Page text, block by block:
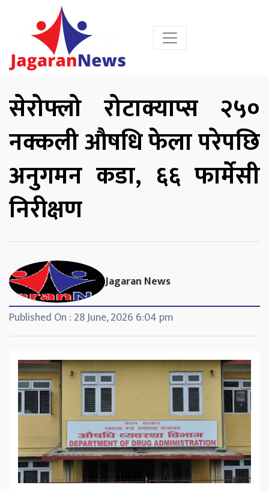
सेरोफ्लो रोटाक्याप्स २५०
नक्कली औषधि फेला परेपछि
अनुगमन कडा, ६६ फार्मेसी
निरीक्षण
Jagaran News
Published On : 28 June, 2026 6:04 pm